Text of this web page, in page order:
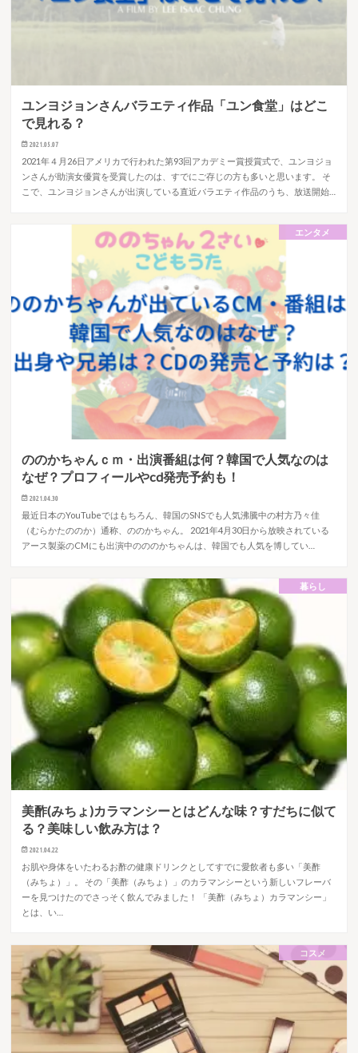
ユンヨジョンさんバラエティ作品「ユン食堂」はどこ
で見れる？
2021.05.07
2021年４月26日アメリカで行われた第93回アカデミー賞授賞式で、ユンヨジョ
ンさんが助演女優賞を受賞したのは、すでにご存じの方も多いと思います。 そ
こで、ユンヨジョンさんが出演している直近バラエティ作品のうち、放送開始…
エンタメ
ののかちゃんｃｍ・出演番組は何？韓国で人気なのは
なぜ？プロフィールやcd発売予約も！
2021.04.30
最近日本のYouTubeではもちろん、韓国のSNSでも人気沸騰中の村方乃々佳
（むらかたののか）通称、ののかちゃん。 2021年4月30日から放映されている
アース製薬のCMにも出演中のののかちゃんは、韓国でも人気を博してい…
暮らし
美酢(みちょ)カラマンシーとはどんな味？すだちに似て
る？美味しい飲み方は？
2021.04.22
お肌や身体をいたわるお酢の健康ドリンクとしてすでに愛飲者も多い「美酢
（みちょ）」。 その「美酢（みちょ）」のカラマンシーという新しいフレーバ
ーを見つけたのでさっそく飲んでみました！ 「美酢（みちょ）カラマンシー」
とは、い…
コスメ